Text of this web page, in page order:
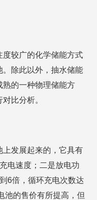
较广的化学储能方式
。除此以外，抽水储能
熟的一种物理储能方
比分析。
上发展起来的，它具有
电速度；二是放电功
6倍，循环充电次数达
池的售价有所提高，但